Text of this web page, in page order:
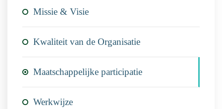
Missie & Visie
Kwaliteit van de Organisatie
Maatschappelijke participatie
Werkwijze